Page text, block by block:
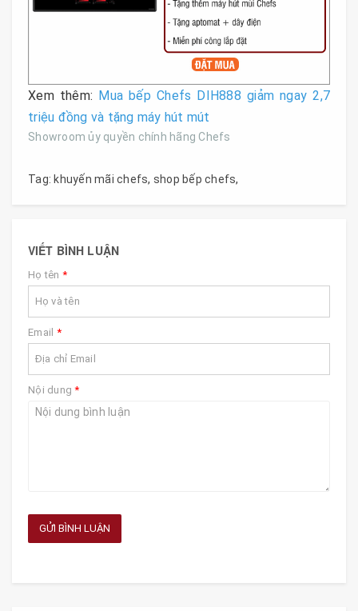
Xem thêm: Mua bếp Chefs DIH888 giảm ngay 2,7
triệu đồng và tặng máy hút mút
Showroom ủy quyền chính hãng Chefs
Tag: khuyến mãi chefs, shop bếp chefs,
VIẾT BÌNH LUẬN
Họ tên *
Email *
Nội dung*
GỬI BÌNH LUẬN